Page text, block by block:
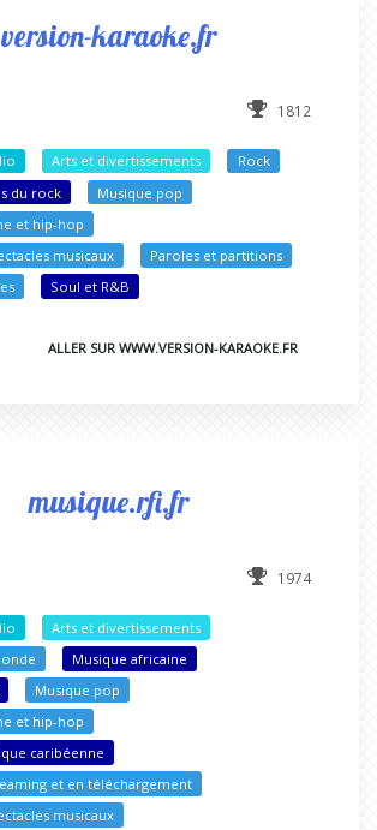
version-karaoke.fr
1812
Arts et divertissements
Rock
du rock
Musique pop
et hip-hop
musicaux
Paroles et partitions
Soul et R&B
ALLER SUR WWW.VERSION-KARAOKE.FR
musique.rfi.fr
1974
Arts et divertissements
Musique africaine
Musique pop
et hip-hop
caribéenne
et en téléchargement
musicaux